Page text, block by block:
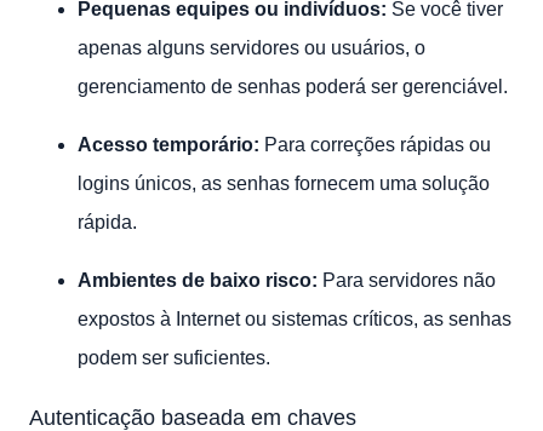
Pequenas equipes ou indivíduos: Se você tiver
apenas alguns servidores ou usuários, o
gerenciamento de senhas poderá ser gerenciável.
Acesso temporário: Para correções rápidas ou
logins únicos, as senhas fornecem uma solução
rápida.
Ambientes de baixo risco: Para servidores não
expostos à Internet ou sistemas críticos, as senhas
podem ser suficientes.
Autenticação baseada em chaves